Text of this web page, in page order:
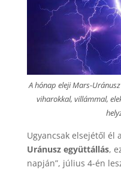
A hónap eleji Mars-
viharokkal, villámmal,
Ugyancsak elsejétől él
Uránusz együttállás,
napján”, július 4-én